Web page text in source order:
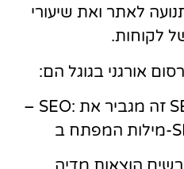
לאתר ואת שיעורי
לקוחות.
אורגני בגוגל הם:
– SEO: זה מגביר את SEO על ידי הגדלת דירוג